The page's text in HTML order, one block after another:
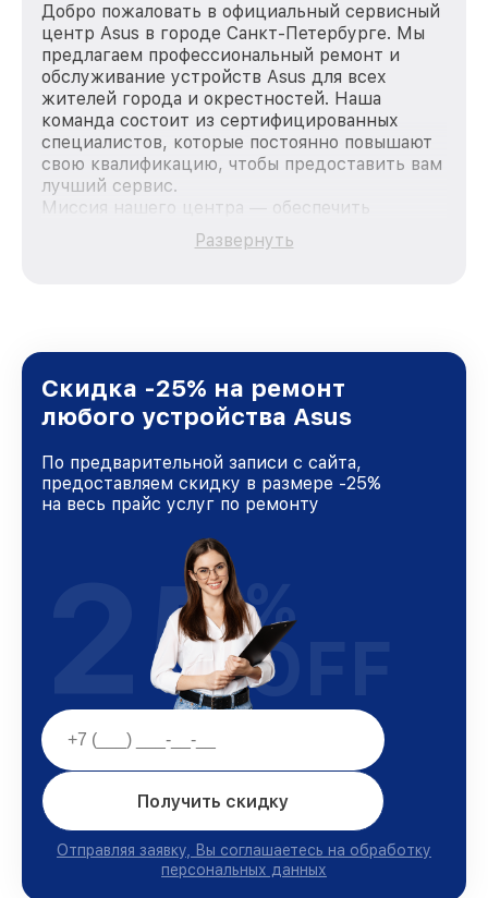
Добро пожаловать в официальный сервисный
центр Asus в городе Санкт-Петербурге. Мы
предлагаем профессиональный ремонт и
обслуживание устройств Asus для всех
жителей города и окрестностей. Наша
команда состоит из сертифицированных
специалистов, которые постоянно повышают
свою квалификацию, чтобы предоставить вам
лучший сервис.
Миссия нашего центра — обеспечить
качественный и доступный ремонт для
каждого пользователя продукции Asus, вне
Санкт-Петербурге, постоянно повышая
уровень доверия и лояльности наших
клиентов.
Развернуть
Скидка -25% на ремонт
любого устройства Asus
По предварительной записи с сайта,
предоставляем скидку в размере -25%
на весь прайс услуг по ремонту
Получить скидку
Отправляя заявку, Вы соглашаетесь на обработку
персональных данных
25%
OFF